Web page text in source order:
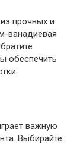
прочных и
ванадиевая
обеспечить
важную
Выбирайте